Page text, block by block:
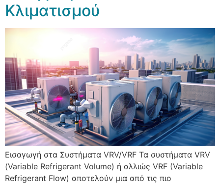
Κλιματισμού
Εισαγωγή στα Συστήματα VRV/VRF Τα συστήματα VRV
(Variable Refrigerant Volume) ή αλλιώς VRF (Variable
Refrigerant Flow) αποτελούν μια από τις πιο